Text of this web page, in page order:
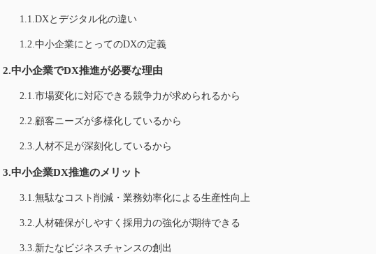
1.1.DXとデジタル化の違い
1.2.中小企業にとってのDXの定義
2.中小企業でDX推進が必要な理由
2.1.市場変化に対応できる競争力が求められるから
2.2.顧客ニーズが多様化しているから
2.3.人材不足が深刻化しているから
3.中小企業DX推進のメリット
3.1.無駄なコスト削減・業務効率化による生産性向上
3.2.人材確保がしやすく採用力の強化が期待できる
3.3.新たなビジネスチャンスの創出